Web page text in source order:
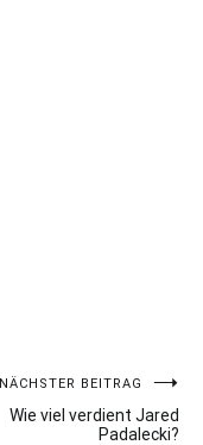
NÄCHSTER BEITRAG
Wie viel verdient Jared
Padalecki?